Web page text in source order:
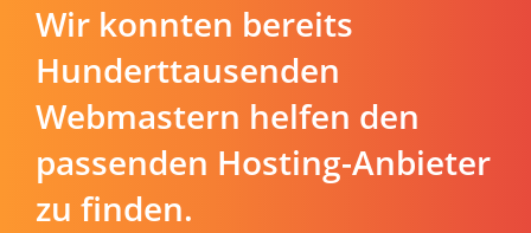
Wir konnten bereits
Hunderttausenden
Webmastern helfen den
passenden Hosting-Anbieter
zu finden.